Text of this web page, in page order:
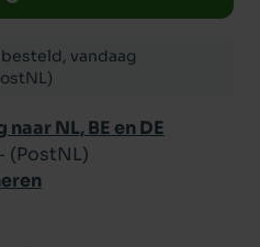
besteld, vandaag
NL, BE en DE
(PostNL)